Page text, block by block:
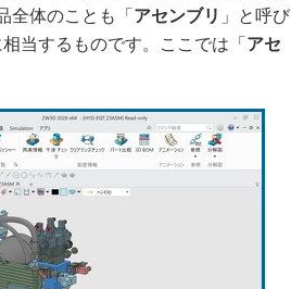
全体のことも「 アセンブリ 」と呼び
相当するものです。ここでは「 アセ